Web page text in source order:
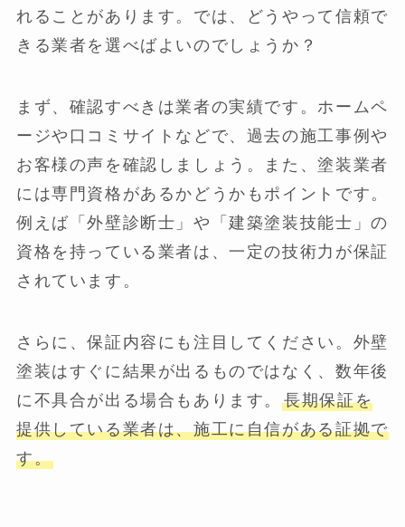
れることがあります。では、どうやって信頼で
きる業者を選べばよいのでしょうか？
まず、確認すべきは業者の実績です。ホームペ
ージや口コミサイトなどで、過去の施工事例や
お客様の声を確認しましょう。また、塗装業者
には専門資格があるかどうかもポイントです。
例えば「外壁診断士」や「建築塗装技能士」の
資格を持っている業者は、一定の技術力が保証
されています。
さらに、保証内容にも注目してください。外壁
塗装はすぐに結果が出るものではなく、数年後
に不具合が出る場合もあります。長期保証を
提供している業者は、施工に自信がある証拠で
す。